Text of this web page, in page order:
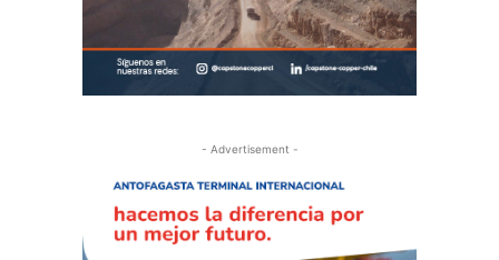
- Advertisement -